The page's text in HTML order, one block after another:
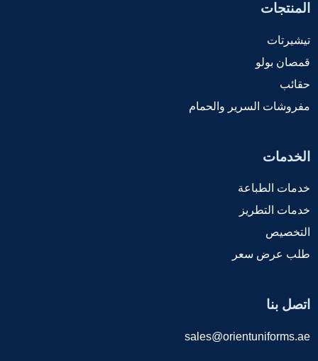
المنتجات
تيشيرتات
قمصان بولو
حقائب
مفروشات السرير والحمام
الخدمات
خدمات الطباعة
خدمات التطريز
التخصيص
طلب عرض سعر
اتصل بنا
sales@orientuniforms.ae